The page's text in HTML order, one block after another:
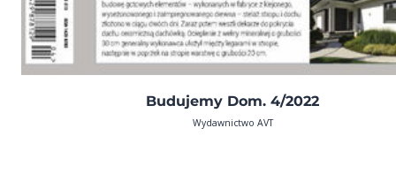
Budujemy Dom. 4/2022
Wydawnictwo AVT